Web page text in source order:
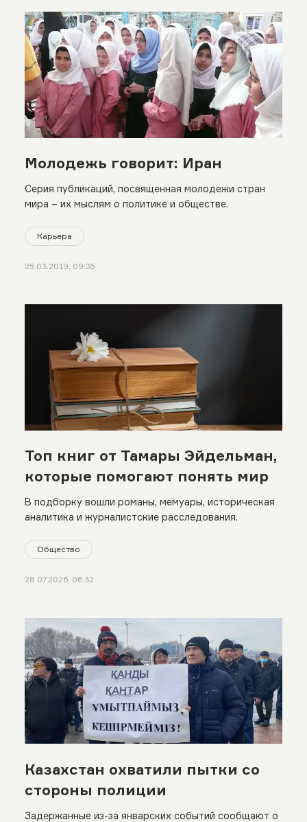
Молодежь говорит: Иран
Серия публикаций, посвященная молодежи стран
мира – их мыслям о политике и обществе.
Карьера
25.03.2019, 09:35
Топ книг от Тамары Эйдельман,
которые помогают понять мир
В подборку вошли романы, мемуары, историческая
аналитика и журналистские расследования.
Общество
28.07.2026, 06:32
Казахстан охватили пытки со
стороны полиции
Задержанные из-за январских событий сообщают о